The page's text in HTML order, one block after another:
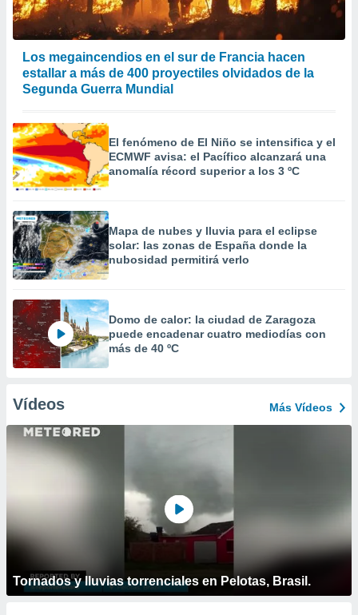
Los megaincendios en el sur de Francia hacen
estallar a más de 400 proyectiles olvidados de la
Segunda Guerra Mundial
El fenómeno de El Niño se intensifica y el
ECMWF avisa: el Pacífico alcanzará una
anomalía récord superior a los 3 ºC
Mapa de nubes y lluvia para el eclipse
solar: las zonas de España donde la
nubosidad permitirá verlo
Domo de calor: la ciudad de Zaragoza
puede encadenar cuatro mediodías con
más de 40 ºC
Vídeos Más Vídeos
Tornados y lluvias torrenciales en Pelotas, Brasil.